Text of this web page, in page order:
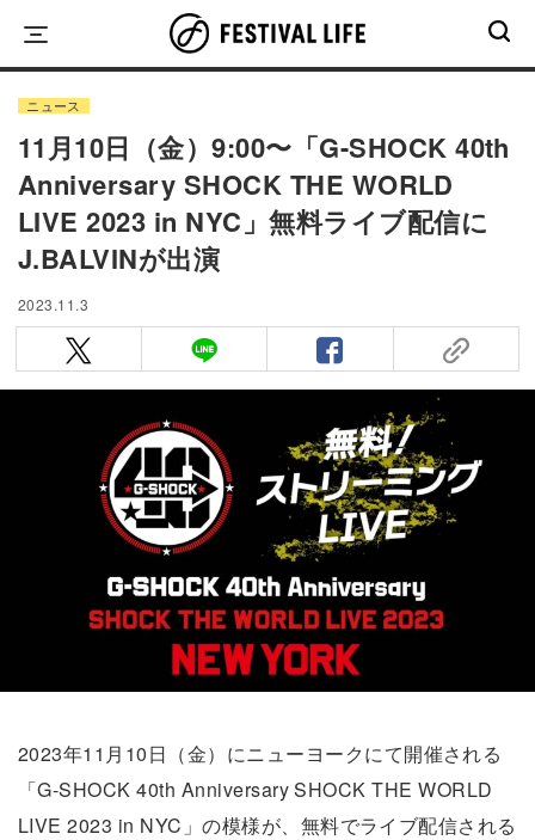
content
ニュース
11月10日（金）9:00〜「G-SHOCK 40th
Anniversary SHOCK THE WORLD
LIVE 2023 in NYC」無料ライブ配信に
J.BALVINが出演
2023.11.3
2023年11月10日（金）にニューヨークにて開催される
「G-SHOCK 40th Anniversary SHOCK THE WORLD
LIVE 2023 in NYC」の模様が、無料でライブ配信される